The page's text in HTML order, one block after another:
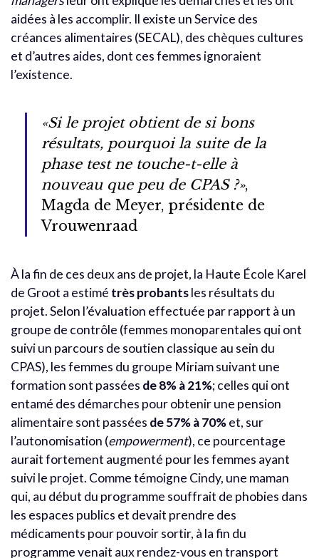
aidées à les accomplir. Il existe un Service des
créances alimentaires (SECAL), des chèques cultures
et d’autres aides, dont ces femmes ignoraient
l’existence.
«Si le projet obtient de si bons
résultats, pourquoi la suite de la
phase test ne touche-t-elle à
nouveau que peu de CPAS ?»,
Magda de Meyer, présidente de
Vrouwenraad
À la fin de ces deux ans de projet, la Haute École Karel
de Groot a estimé très probantsles résultats du
projet. Selon l’évaluation effectuée par rapport à un
groupe de contrôle (femmes monoparentales qui ont
suivi un parcours de soutien classique au sein du
CPAS), les femmes du groupe Miriam suivant une
formation sont passées de 8% à 21%; celles qui ont
entamé des démarches pour obtenir une pension
alimentaire sont passées de 57% à 70%et, sur
l’autonomisation (empowerment), ce pourcentage
aurait fortement augmenté pour les femmes ayant
suivi le projet. Comme témoigne Cindy, une maman
qui, au début du programme souffrait de phobies dans
les espaces publics et devait prendre des
médicaments pour pouvoir sortir, à la fin du
programme venait aux rendez-vous en transport